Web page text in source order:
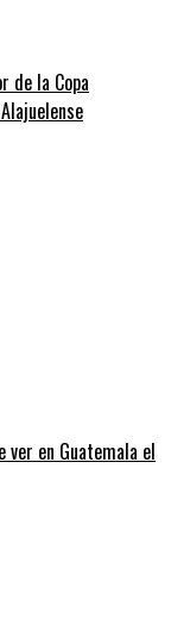
de la Copa
ver en Guatemala el